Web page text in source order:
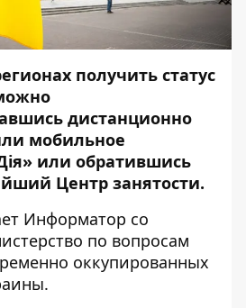
получить статус
дистанционно
мобильное
или обратившись
Центр занятости.
Информатор со
по вопросам
оккупированных
.